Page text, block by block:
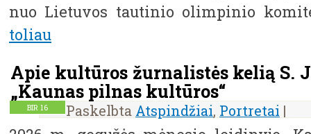
nuo Lietuvos tautinio olimpinio
toliau
Apie kultūros žurnalistės kelią S.
„Kaunas pilnas kultūros“
BIR 16 Paskelbta Atspindžiai, Portretai |